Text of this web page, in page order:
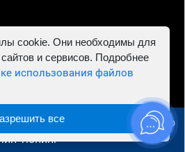
ИНН 781302555843,
в Ижевске - Автосервис "Евро
Тюнинг"
cookie. Они необходимы для
и сервисов. Подробнее
использования файлов
все